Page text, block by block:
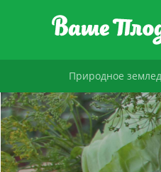
Природное